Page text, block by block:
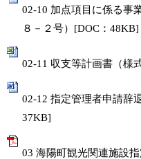
02-10 加点項目に係る事
８－２号）[DOC：48KB]
02-11 収支等計画書（様
02-12 指定管理者申請辞
37KB]
03 海陽町観光関連施設